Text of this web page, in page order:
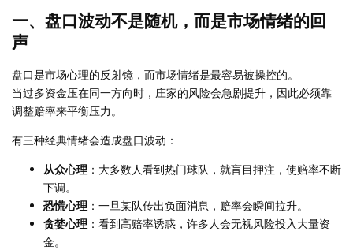
一、盘口波动不是随机，而是市场情绪的回
声
盘口是市场心理的反射镜，而市场情绪是最容易被操控的。
当过多资金压在同一方向时，庄家的风险会急剧提升，因此必须靠
调整赔率来平衡压力。
有三种经典情绪会造成盘口波动：
从众心理 ：大多数人看到热门球队，就盲目押注，使赔率不断
下调。
恐慌心理 ：一旦某队传出负面消息，赔率会瞬间拉升。
贪婪心理 ：看到高赔率诱惑，许多人会无视风险投入大量资
金。